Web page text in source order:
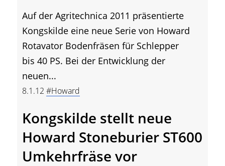
Auf der Agritechnica 2011 präsentierte
Kongskilde eine neue Serie von Howard
Rotavator Bodenfräsen für Schlepper
bis 40 PS. Bei der Entwicklung der
neuen...
8.1.12 #Howard
Kongskilde stellt neue
Howard Stoneburier ST600
Umkehrfräse vor